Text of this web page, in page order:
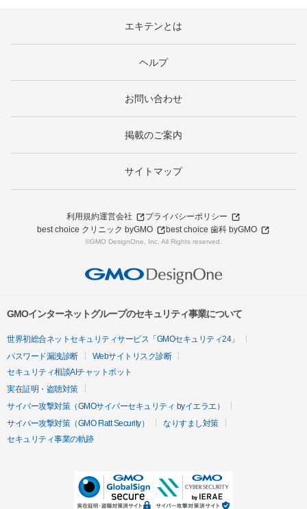
エキテンとは
ヘルプ
お問い合わせ
掲載のご案内
サイトマップ
利用規約運営会社
プライバシーポリシー
best choice クリニック byGMO
best choice 歯科 byGMO
©GMO DesignOne, Inc. All Rights reserved.
GMOインターネットグループのセキュリティ事業について
世界初総合ネットセキュリティサービス「GMOセキュリティ24」
パスワード漏洩診断
Webサイトリスク診断
セキュリティ相談AIチャットボット
実在証明・盗聴対策
サイバー攻撃対策（GMOサイバーセキュリティ byイエラエ）
サイバー攻撃対策（GMO Flatt Security）
なりすまし対策
セキュリティ事業の軌跡